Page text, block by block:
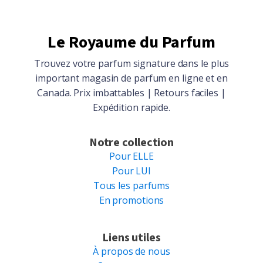
Le Royaume du Parfum
Trouvez votre parfum signature dans le plus
important magasin de parfum en ligne et en
Canada. Prix imbattables | Retours faciles |
Expédition rapide.
Notre collection
Pour ELLE
Pour LUI
Tous les parfums
En promotions
Liens utiles
À propos de nous